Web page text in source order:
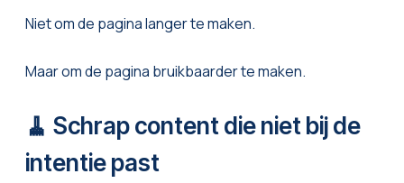
Niet om de pagina langer te maken.
Maar om de pagina bruikbaarder te maken.
🧹 Schrap content die niet bij de
intentie past